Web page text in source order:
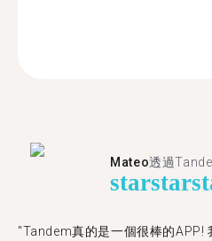
Mateo透過
starstar
"Tandem真的是一個很棒的APP!